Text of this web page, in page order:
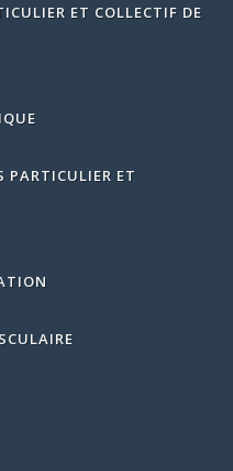
ET COLLECTIF DE
PARTICULIER ET